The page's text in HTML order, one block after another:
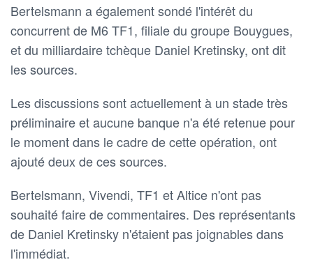
Bertelsmann a également sondé l'intérêt du
concurrent de M6 TF1, filiale du groupe Bouygues,
et du milliardaire tchèque Daniel Kretinsky, ont dit
les sources.
Les discussions sont actuellement à un stade très
préliminaire et aucune banque n'a été retenue pour
le moment dans le cadre de cette opération, ont
ajouté deux de ces sources.
Bertelsmann, Vivendi, TF1 et Altice n'ont pas
souhaité faire de commentaires. Des représentants
de Daniel Kretinsky n'étaient pas joignables dans
l'immédiat.